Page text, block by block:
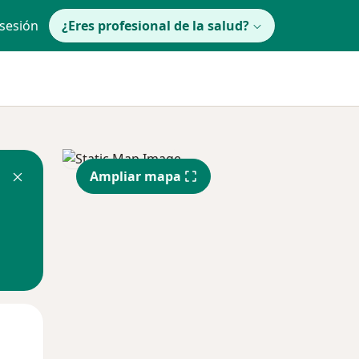
¿Eres profesional de la salud?
Ampliar mapa